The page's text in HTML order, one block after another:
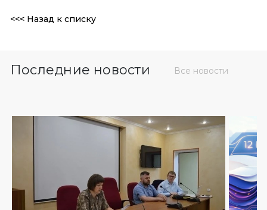
<<< Назад к списку
Последние новости Все новости